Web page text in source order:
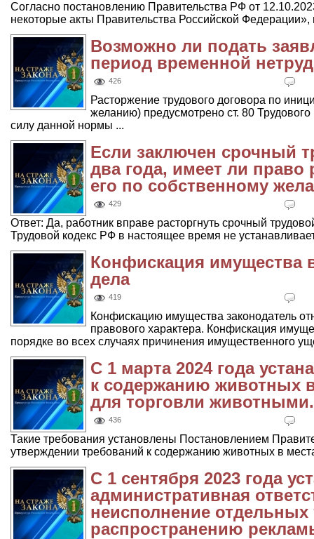
Согласно постановлению Правительства РФ от
некоторые акты Правительства Российской
Возможно ли подать
период временной
426
Расторжение трудового договора по
желанию) предусмотрено ст. 80
силу данной нормы ...
Если заключен срочный
два года, имеет ли право
его по собственному
429
Ответ: Да, работник вправе расторгнуть срочный
Трудовой кодекс РФ в настоящее время не
Конфискация имущества
дела
419
Конфискацию имущества законодатель
правового характера. Конфискация
порядке во всех случаях причинения имущественного
С 1 марта 2024 года
к содержанию животных
для торговли животными.
436
Такие требования установлены Постановлением
утверждении требований к содержанию животных в
С 1 сентября 2023 года
административная
неисполнение
распространению